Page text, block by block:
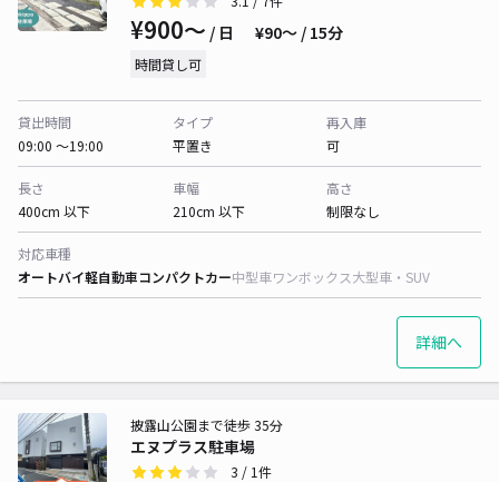
¥900〜 / 日 ¥90〜 / 15分
時間貸し可
貸出時間
09:00 〜19:00
タイプ
平置き
再入庫
可
長さ
400cm 以下
車幅
210cm 以下
高さ
制限なし
対応車種
オートバイ軽自動車コンパクトカー中型車ワンボックス大型車・SUV
詳細へ
エヌプラス駐車場
披露山公園まで徒歩 35分
3 / 1件